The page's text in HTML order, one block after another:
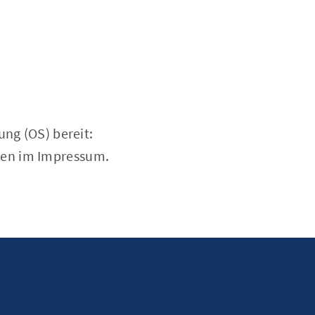
(OS) bereit:
im Impressum.